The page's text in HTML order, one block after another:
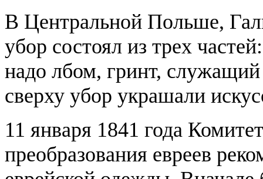
В Центральной Польше,
убор состоял из трех
надо лбом, гринт,
сверху убор украшали
11 января 1841 года
преобразования евреев